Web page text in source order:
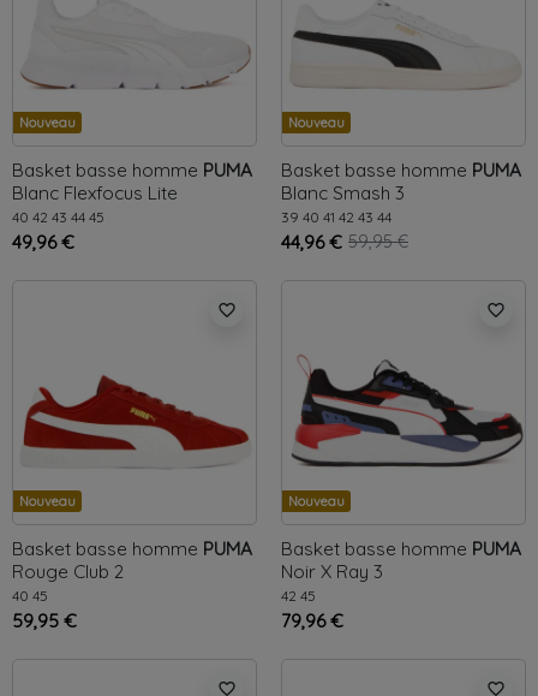
Nouveau
Basket basse homme PUMA
Blanc Flexfocus Lite
40 42 43 44 45
49,96 €
Nouveau
Basket basse homme PUMA
Blanc Smash 3
39 40 41 42 43 44
44,96 € 59,95 €
favorite_border
Nouveau
Basket basse homme PUMA
Rouge Club 2
40 45
59,95 €
favorite_border
Nouveau
Basket basse homme PUMA
Noir X Ray 3
42 45
79,96 €
favorite_border favorite_border